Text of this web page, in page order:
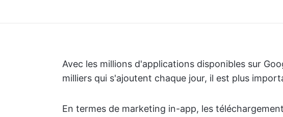
Avec les millions d'applications disponibles sur
milliers qui s'ajoutent chaque jour, il est plus
En termes de marketing in-app, les